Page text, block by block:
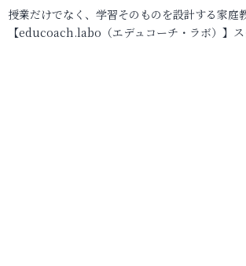
授業だけでなく、学習そのものを設計する家庭
【educoach.labo（エデュコーチ・ラボ）】